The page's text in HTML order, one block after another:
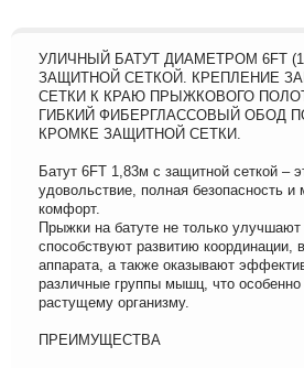
УЛИЧНЫЙ БАТУТ ДИАМЕТРОМ 6FT
ЗАЩИТНОЙ СЕТКОЙ. КРЕПЛЕНИЕ
СЕТКИ К КРАЮ ПРЫЖКОВОГО
ГИБКИЙ ФИБЕРГЛАССОВЫЙ ОБОД
КРОМКЕ ЗАЩИТНОЙ СЕТКИ.
Батут 6FT 1,83м с защитной сеткой –
удовольствие, полная безопасность
комфорт.
Прыжки на батуте не только улучшают
способствуют развитию координации,
аппарата, а также оказывают
различные группы мышц, что особенно
растущему организму.
ПРЕИМУЩЕСТВА